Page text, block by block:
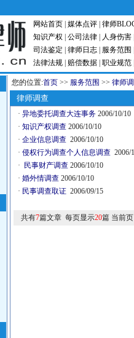
网站首页 媒体点评 律师
知识产权
公司法律 人身伤害
司法鉴定
律师日志 服务范围
法律法规
赔偿数据 职业规范
您的位置:首页 >> 服务范围 >> 律师
律师调查
· 异地委托调查大连事务 2006/10/10
· 知识产权调查 2006/10/10
· 企业信息调查 2006/10/10
· 侵权行为调查个人信息调查 2006/
·
民事财产调查 2006/10/10
· 婚外情调查 2006/10/10
· 民事调查取证 2006/09/15
共有7篇文章 每页显示20篇 当前页